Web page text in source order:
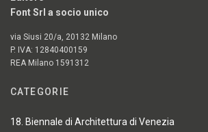
Font Srl a socio unico
via Siusi 20/a, 20132 Milano
P. IVA: 12840400159
REA Milano 1591312
CATEGORIE
18. Biennale di Architettura di Venezia